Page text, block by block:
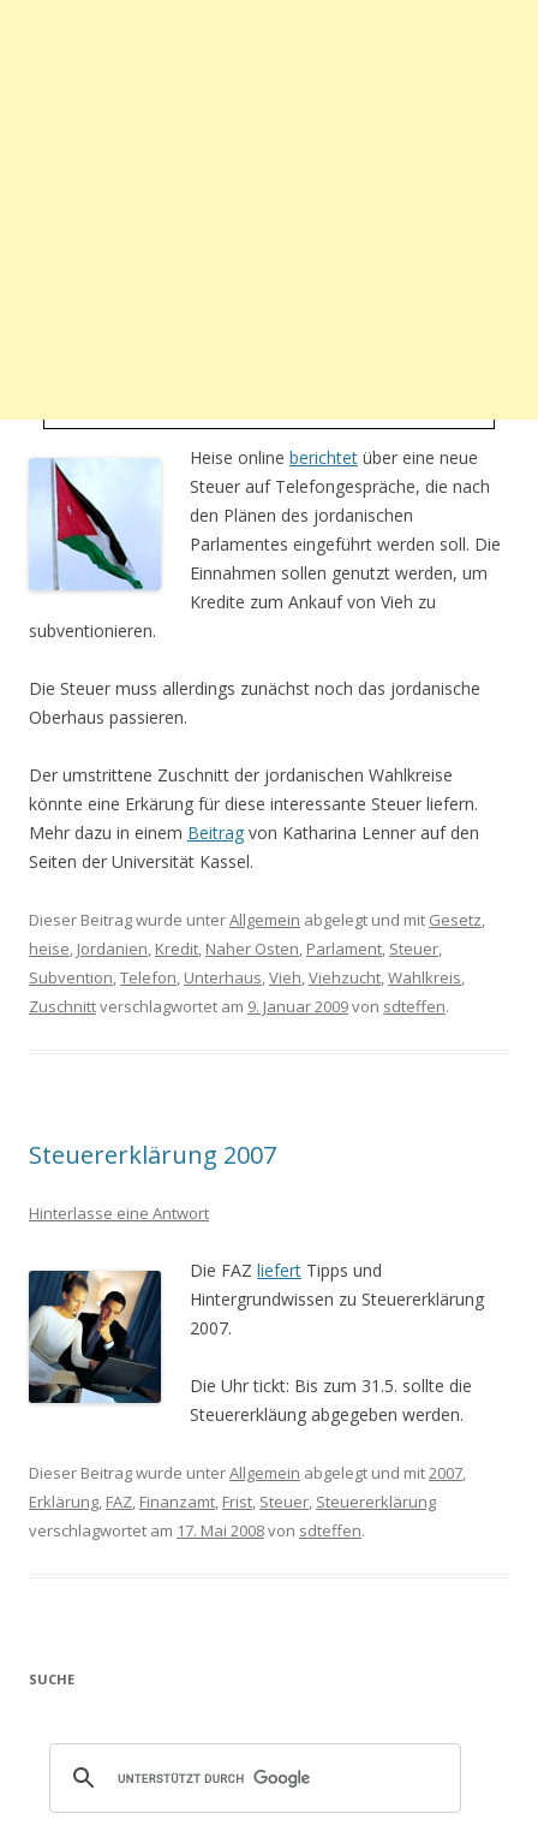
Heise online berichtet über eine neue
Steuer auf Telefongespräche, die nach
den Plänen des jordanischen
Parlamentes eingeführt werden soll. Die
Einnahmen sollen genutzt werden, um
Kredite zum Ankauf von Vieh zu
subventionieren.
Die Steuer muss allerdings zunächst noch das jordanische
Oberhaus passieren.
Der umstrittene Zuschnitt der jordanischen Wahlkreise
könnte eine Erkärung für diese interessante Steuer liefern.
Mehr dazu in einem Beitrag von Katharina Lenner auf den
Seiten der Universität Kassel.
Dieser Beitrag wurde unterAllgemein abgelegt und mit Gesetz,
heise, Jordanien, Kredit, Naher Osten, Parlament, Steuer,
Subvention,Telefon, Unterhaus,Vieh,Viehzucht,Wahlkreis,
Zuschnittverschlagwortet am 9. Januar 2009von sdteffen.
Steuererklärung 2007
Hinterlasse eine Antwort
Die FAZ liefert Tipps und
Hintergrundwissen zu Steuererklärung
2007.
Die Uhr tickt: Bis zum 31.5. sollte die
Steuererkläung abgegeben werden.
Dieser Beitrag wurde unterAllgemein abgelegt und mit2007,
Erklärung, FAZ, Finanzamt, Frist, Steuer, Steuererklärung
verschlagwortet am 17. Mai 2008von sdteffen.
SUCHE